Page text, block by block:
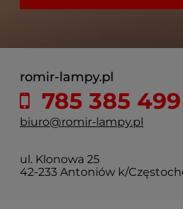
romir-lampy.pl
785 385 499
biuro@romir-lampy.pl
ul. Klonowa 25
42-233 Antoniów k/